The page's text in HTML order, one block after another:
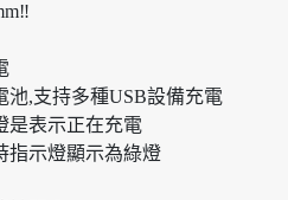
池,支持多種USB設備充電
是表示正在充電
指示燈顯示為綠燈